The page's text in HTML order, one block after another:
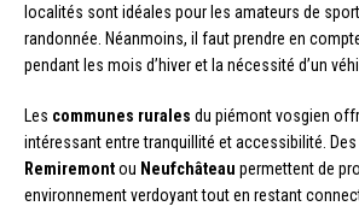
localités sont idéales pour les amateurs de
randonnée. Néanmoins, il faut prendre en
pendant les mois d’hiver et la nécessité d’un
Les communes rurales du piémont vosgien
intéressant entre tranquillité et accessibilité.
Remiremontou Neufchâteau permettent de
environnement verdoyant tout en restant